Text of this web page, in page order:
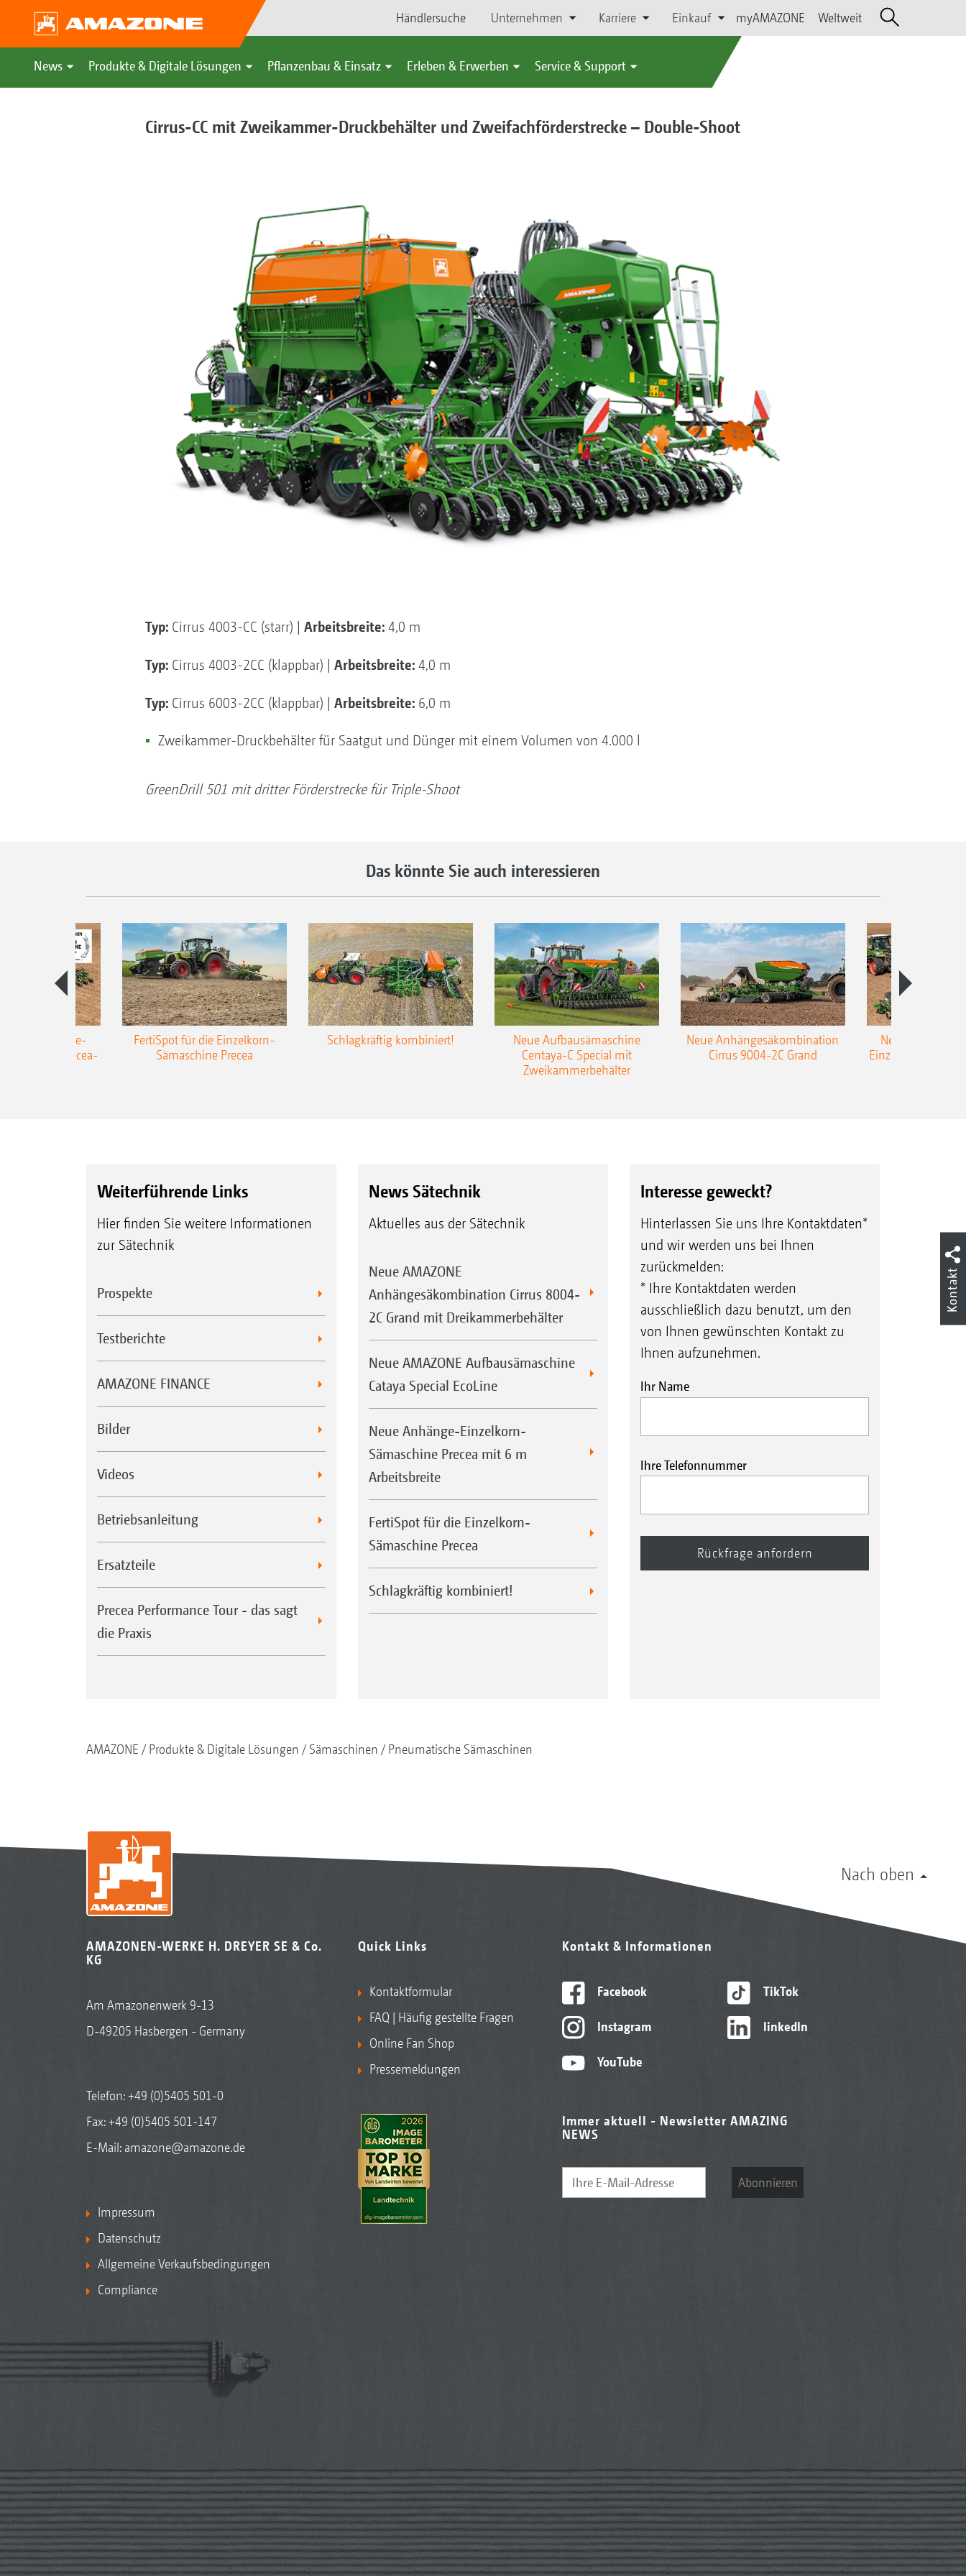
Händlersuche Unternehmen Karriere Einkauf myAMAZONE Weltweit
News Produkte & Digitale Lösungen Pflanzenbau & Einsatz Erleben & Erwerben Service & Support
Cirrus-CC mit Zweikammer-Druckbehälter und Zweifachförderstrecke – Double-Shoot
Typ:Cirrus 4003-CC (starr) | Arbeitsbreite:4,0 m
Typ: Cirrus 4003-2CC (klappbar) | Arbeitsbreite:4,0 m
Typ:Cirrus 6003-2CC (klappbar) | Arbeitsbreite:6,0 m
Zweikammer-Druckbehälter für Saatgut und Dünger mit einem Volumen von 4.000 l
GreenDrill 501 mit dritter Förderstrecke für Triple-Shoot
Das könnte Sie auch interessieren
Anhänge-
Precea-
FertiSpot für die Einzelkorn-
Sämaschine Precea
Schlagkräftig kombiniert!
Neue Aufbausämaschine
Centaya-C Special mit
Zweikammerbehälter
Neue Anhängesäkombination
Cirrus 9004-2C Grand
Neue
Einzelkorn-
Weiterführende Links
Hier finden Sie weitere Informationen
zur Sätechnik
Prospekte
Testberichte
AMAZONE FINANCE
Bilder
Videos
Betriebsanleitung
Ersatzteile
Precea Performance Tour - das sagt
die Praxis
News Sätechnik
Aktuelles aus der Sätechnik
Neue AMAZONE
Anhängesäkombination Cirrus 8004-
2C Grand mit Dreikammerbehälter
Neue AMAZONE Aufbausämaschine
Cataya Special EcoLine
Neue Anhänge-Einzelkorn-
Sämaschine Precea mit 6 m
Arbeitsbreite
FertiSpot für die Einzelkorn-
Sämaschine Precea
Schlagkräftig kombiniert!
Interesse geweckt?
Hinterlassen Sie uns Ihre Kontaktdaten*
und wir werden uns bei Ihnen
zurückmelden:
* Ihre Kontaktdaten werden
ausschließlich dazu benutzt, um den
von Ihnen gewünschten Kontakt zu
Ihnen aufzunehmen.
Ihr Name
Ihre Telefonnummer
AMAZONE Produkte & Digitale Lösungen Sämaschinen Pneumatische Sämaschinen
Nach oben
AMAZONEN-WERKE H. DREYER SE & Co.
KG
Am Amazonenwerk 9-13
D-49205 Hasbergen - Germany
Telefon:+49 (0)5405 501-0
Fax: +49 (0)5405 501-147
E-Mail: amazone@amazone.de
Impressum
Datenschutz
Allgemeine Verkaufsbedingungen
Compliance
Quick Links
Kontaktformular
FAQ | Häufig gestellte Fragen
Online Fan Shop
Pressemeldungen
Kontakt & Informationen
Facebook
Instagram
YouTube
TikTok
linkedIn
Immer aktuell - Newsletter AMAZING
NEWS
Abonnieren
Kontakt